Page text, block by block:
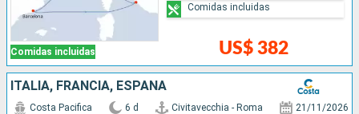
Comidas incluidas US$ 382
Comidas incluidas
ITALIA, FRANCIA, ESPAÑA
Costa Pacifica 6 d Civitavecchia - Roma 21/11/2026